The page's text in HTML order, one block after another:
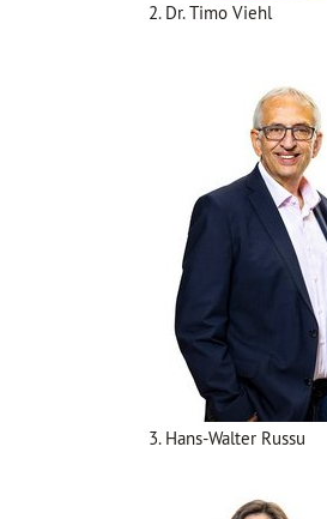
2. Dr. Timo Viehl
3. Hans-Walter Russu